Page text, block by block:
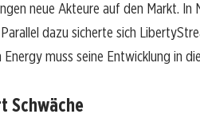
neue Akteure auf den Markt.
dazu sicherte sich
muss seine Entwicklung in
Schwäche